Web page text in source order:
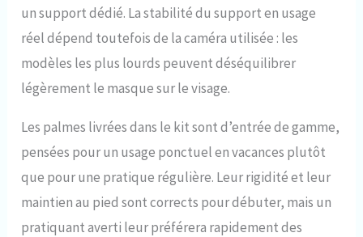
un support dédié. La stabilité du support en usage
réel dépend toutefois de la caméra utilisée : les
modèles les plus lourds peuvent déséquilibrer
légèrement le masque sur le visage.
Les palmes livrées dans le kit sont d’entrée de gamme,
pensées pour un usage ponctuel en vacances plutôt
que pour une pratique régulière. Leur rigidité et leur
maintien au pied sont corrects pour débuter, mais un
pratiquant averti leur préférera rapidement des